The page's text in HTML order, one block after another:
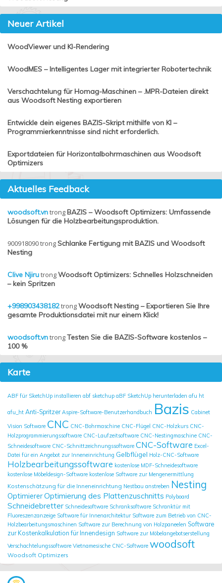
Neuer Artikel
WoodViewer und KI-Rendering
WoodMES – Intelligentes Lager mit integrierter Robotertechnik
Verschachtelung für Homag-Maschinen – .MPR-Dateien direkt
aus Woodsoft Nesting exportieren
Entwickle dein eigenes BAZIS-Skript mithilfe von KI –
Programmierkenntnisse sind nicht erforderlich.
Exportdateien für Horizontalbohrmaschinen aus Woodsoft
Optimizers
Aktuelles Feedback
woodsoft.vntrongBAZIS – Woodsoft Optimizers: Umfassende
Lösungen für die Holzbearbeitungsproduktion.
900918090trongSchlanke Fertigung mit BAZIS und Woodsoft
Nesting
Clive NjirutrongWoodsoft Optimizers: Schnelles Holzschneiden
– kein Spritzen
+998903438182trongWoodsoft Nesting – Exportieren Sie Ihre
gesamte Produktionsdatei mit nur einem Klick!
woodsoft.vntrongTesten Sie die BAZIS-Software kostenlos –
100 %
Karte
ABF für SketchUp installieren abf sketchup aBF SketchUp herunterladen afu ht
afu_ht Anti-Spritzer Aspire-Software-Benutzerhandbuch Bazis Cabinet
Vision Software CNC CNC-Bohrmaschine CNC-Flügel CNC-Holzkurs CNC-
Holzprogrammierungssoftware CNC-Laufzeitsoftware CNC-Nestingmaschine CNC-
Schneidesoftware CNC-Schnittzeichnungssoftware CNC-Software Excel-
Datei für ein Angebot zur Inneneinrichtung Gelbflügel Holz-CNC-Software
Holzbearbeitungssoftware kostenlose MDF-Schneidesoftware
kostenlose Möbeldesign-Software kostenlose Software zur Mengenermittlung
Kostenschätzung für die Inneneinrichtung Nestbau anstreben Nesting
OptimiererOptimierung des Plattenzuschnitts Polyboard
Schneidebretter Schneidesoftware Schranksoftware Schranktür mit
Fluoreszenzanzeige Software für Innenarchitektur Software zum Betrieb von CNC-
Holzbearbeitungsmaschinen Software zur Berechnung von Holzpaneelen Software
zur Kostenkalkulation für Innendesign Software zur Möbelangebotserstellung
Verschachtelungssoftware Vietnamesische CNC-Software woodsoft
Woodsoft Optimizers